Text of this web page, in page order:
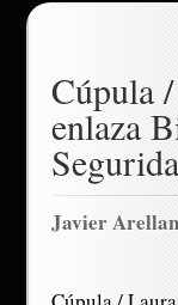
Cúpula
enlaza
Javier